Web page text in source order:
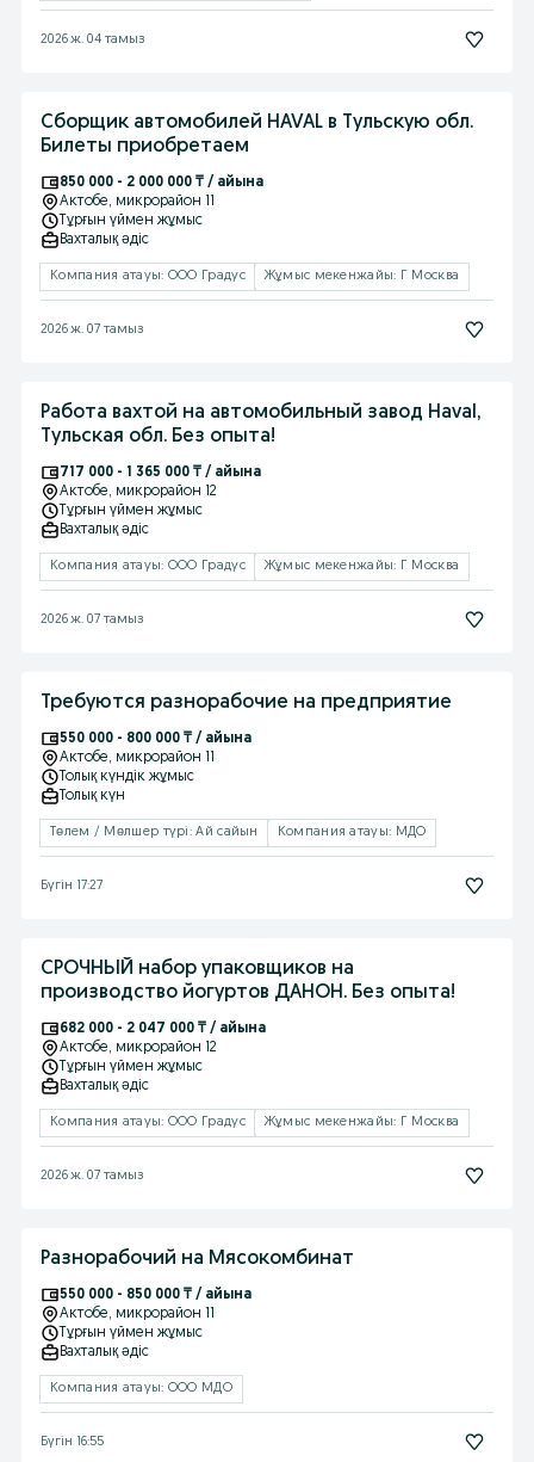
2026 ж. 04 тамыз
Сборщик автомобилей HAVAL в Тульскую обл.
Билеты приобретаем
850 000 - 2 000 000 ₸ / айына
Актобе, микрорайон 11
Тұрғын үймен жұмыс
Вахталық əдіс
Компания атауы: ООО Градус Жұмыс мекенжайы: Г Москва
2026 ж. 07 тамыз
Работа вахтой на автомобильный завод Haval,
Тульская обл. Без опыта!
717 000 - 1 365 000 ₸ / айына
Актобе, микрорайон 12
Тұрғын үймен жұмыс
Вахталық əдіс
Компания атауы: ООО Градус Жұмыс мекенжайы: Г Москва
2026 ж. 07 тамыз
Требуются разнорабочие на предприятие
550 000 - 800 000 ₸ / айына
Актобе, микрорайон 11
Толық күндік жұмыс
Толық күн
Төлем / Мөлшер түрі: Ай сайын Компания атауы: МДО
Бүгін 17:27
СРОЧНЫЙ набор упаковщиков на
производство йогуртов ДАНОН. Без опыта!
682 000 - 2 047 000 ₸ / айына
Актобе, микрорайон 12
Тұрғын үймен жұмыс
Вахталық əдіс
Компания атауы: ООО Градус Жұмыс мекенжайы: Г Москва
2026 ж. 07 тамыз
Разнорабочий на Мясокомбинат
550 000 - 850 000 ₸ / айына
Актобе, микрорайон 11
Тұрғын үймен жұмыс
Вахталық əдіс
Компания атауы: ООО МДО
Бүгін 16:55